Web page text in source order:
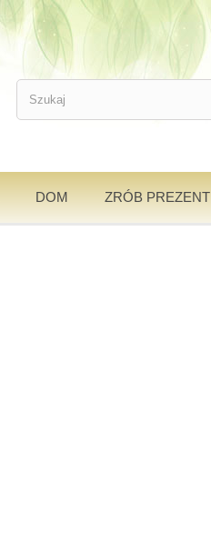
DOM ZRÓB PREZENT